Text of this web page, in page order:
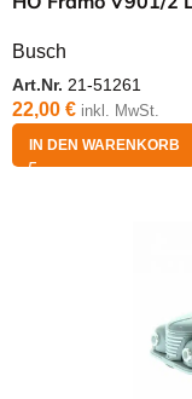
Busch
Art.Nr. 21-51261
22,00 € inkl. MwSt.
IN DEN WARENKORB